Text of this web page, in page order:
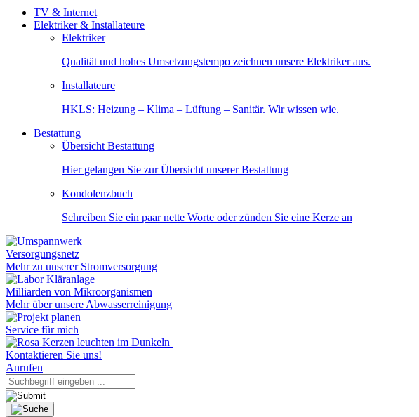
TV & Internet
Elektriker & Installateure
Elektriker
Qualität und hohes Umsetzungstempo zeichnen unsere Elektriker aus.
Installateure
HKLS: Heizung – Klima – Lüftung – Sanitär. Wir wissen wie.
Bestattung
Übersicht Bestattung
Hier gelangen Sie zur Übersicht unserer Bestattung
Kondolenzbuch
Schreiben Sie ein paar nette Worte oder zünden Sie eine Kerze an
Versorgungsnetz
Mehr zu unserer Stromversorgung
Milliarden von Mikroorganismen
Mehr über unsere Abwasserreinigung
Service für mich
Kontaktieren Sie uns!
Anrufen